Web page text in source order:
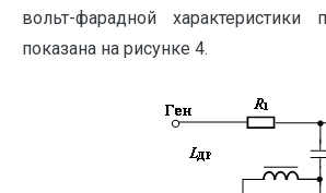
вольт-фарадной характеристики
показана на рисунке 4.